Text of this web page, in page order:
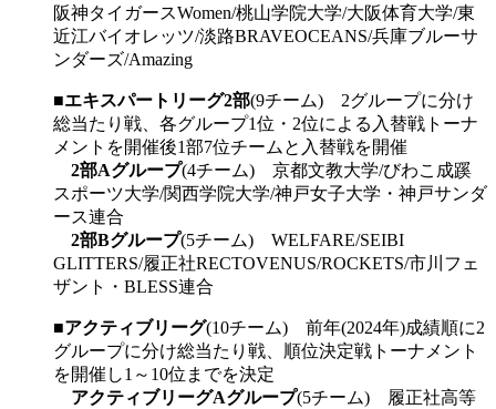
阪神タイガースWomen/桃山学院大学/大阪体育大学/東
近江バイオレッツ/淡路BRAVEOCEANS/兵庫ブルーサ
ンダーズ/Amazing
■エキスパートリーグ2部(9チーム) 2グループに分け
総当たり戦、各グループ1位・2位による入替戦トーナ
メントを開催後1部7位チームと入替戦を開催
2部Aグループ(4チーム) 京都文教大学/びわこ成蹊
スポーツ大学/関西学院大学/神戸女子大学・神戸サンダ
ース連合
2部Bグループ(5チーム) WELFARE/SEIBI
GLITTERS/履正社RECTOVENUS/ROCKETS/市川フェ
ザント・BLESS連合
■アクティブリーグ(10チーム) 前年(2024年)成績順に2
グループに分け総当たり戦、順位決定戦トーナメント
を開催し1～10位までを決定
アクティブリーグAグループ(5チーム) 履正社高等